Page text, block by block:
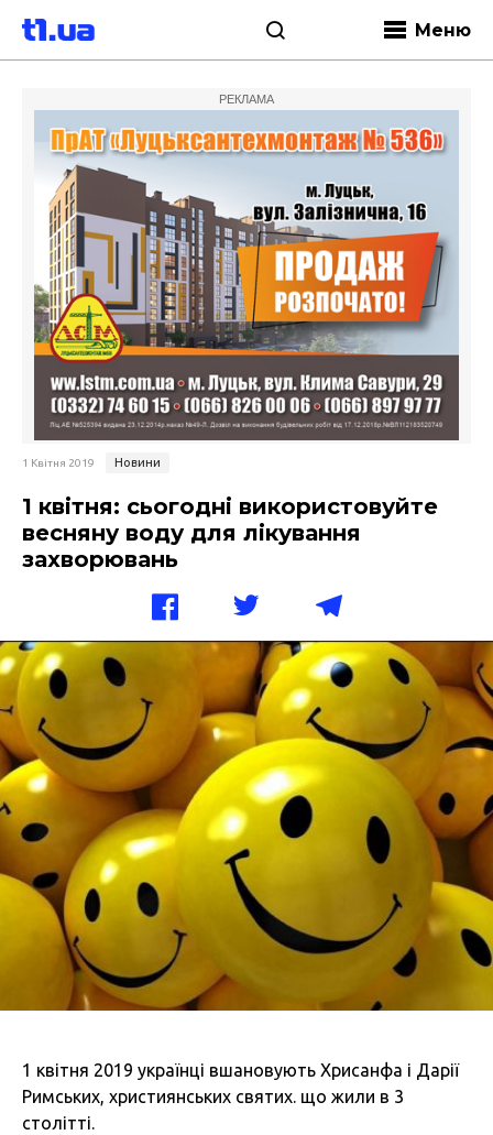
Меню
РЕКЛАМА
1 Квітня 2019 Новини
1 квітня: сьогодні використовуйте
весняну воду для лікування
захворювань
1 квітня 2019 українці вшановують Хрисанфа і Дарії
Римських, християнських святих. що жили в 3
столітті.